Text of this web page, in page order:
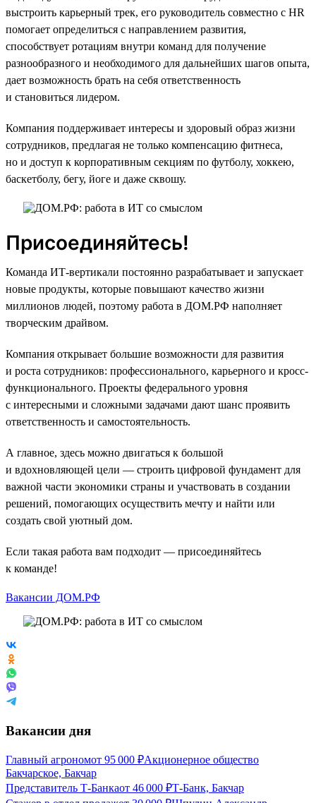
выстроить карьерный трек, его руководитель совместно с HR
помогает определиться с направлением развития,
способствует ротациям внутри команд для получение
разнообразного и необходимого для дальнейших шагов опыта,
дает возможность брать на себя ответственность
и становиться лидером.
Компания поддерживает интересы и здоровый образ жизни
сотрудников, предлагая не только компенсацию фитнеса,
но и доступ к корпоративным секциям по футболу, хоккею,
баскетболу, бегу, йоге и даже сквошу.
Присоединяйтесь!
Команда ИТ-вертикали постоянно разрабатывает и запускает
новые продукты, которые повышают качество жизни
миллионов людей, поэтому работа в ДОМ.РФ наполняет
творческим драйвом.
Компания открывает большие возможности для развития
и роста сотрудников: профессионального, карьерного и кросс-
функционального. Проекты федерального уровня
с интересными и сложными задачами дают шанс проявить
ответственность и самостоятельность.
А главное, здесь можно двигаться к большой
и вдохновляющей цели — строить цифровой фундамент для
важной части экономики страны и участвовать в создании
решений, помогающих осуществить мечту и найти или
создать свой уютный дом.
Если такая работа вам подходит — присоединяйтесь
к команде!
Вакансии ДОМ.РФ
Вакансии дня
Главный агрономот 95 000 ₽Акционерное общество
Бакчарское, Бакчар
Представитель Т-Банкаот 46 000 ₽Т-Банк, Бакчар